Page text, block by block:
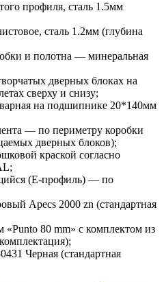
профиля, сталь 1.5мм
сталь 1.2мм (глубина
и полотна — минеральная
дверных блоках на
сверху и снизу;
на подшипнике 20*140мм
— по периметру коробки
дверных блоков);
краской согласно
(E-профиль) — по
Apecs 2000 zn (стандартная
80 mm» с комплектом из
Черная (стандартная